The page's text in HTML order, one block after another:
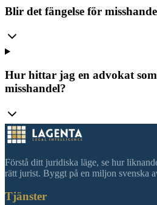
Blir det fängelse för
Hur hittar jag en advokat
misshandel?
Förstå ditt juridiska läge, se hur
rätt jurist. Byggt på en miljon svenska
Tjänster